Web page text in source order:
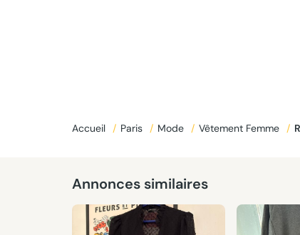
Accueil / Paris / Mode / Vêtement Femme /
Annonces similaires